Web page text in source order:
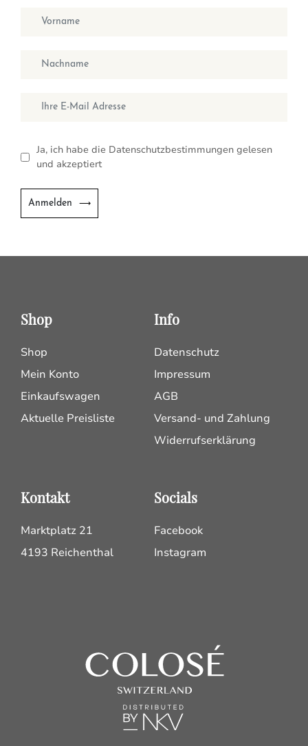
Vorname
Nachname
E-Mail
Ja, ich habe die Datenschutzbestimmungen gelesen
und akzeptiert
Anmelden
Shop
Shop
Mein Konto
Einkaufswagen
Aktuelle Preisliste
Info
Datenschutz
Impressum
AGB
Versand- und Zahlung
Widerrufserklärung
Kontakt
Marktplatz 21
4193 Reichenthal
Socials
Facebook
Instagram